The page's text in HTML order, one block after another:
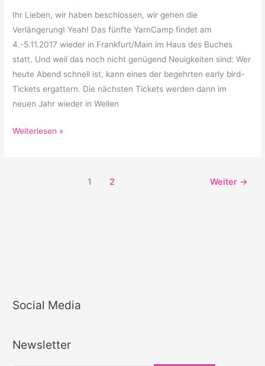
Ihr Lieben, wir haben beschlossen, wir gehen die
Verlängerung! Yeah! Das fünfte YarnCamp findet am
4.-5.11.2017 wieder in Frankfurt/Main im Haus des Buches
statt. Und weil das noch nicht genügend Neuigkeiten sind: Wer
heute Abend schnell ist, kann eines der begehrten early bird-
Tickets ergattern. Die nächsten Tickets werden dann im
neuen Jahr wieder in Wellen
Weiterlesen »
1 2 Weiter →
Social Media
Newsletter